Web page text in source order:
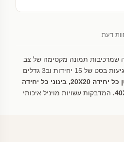
דעת
שמרכיבות תמונה מקסימה של צב
חמוד וחברותי. המדבקות מגיעות בסט של 15 יחידות וב3 גדלים
קטן כל יחידה 20X20, בינוני כל יחידה
המדבקות עשויות מויניל איכותי